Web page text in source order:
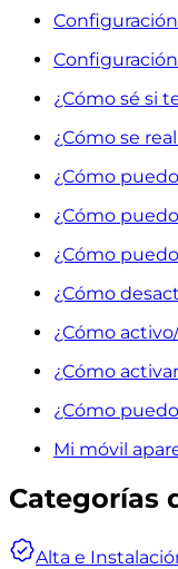
¿Cómo sé si
¿Cómo se
¿Cómo
¿Cómo
¿Cómo
¿Cómo
¿Cómo
¿Cómo
¿Cómo
Mi móvil
Categorías
Alta e